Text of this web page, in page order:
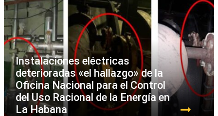
Instalaciones eléctricas
deterioradas «el hallazgo» de la
Oficina Nacional para el Control
del Uso Racional de la Energía en
La Habana